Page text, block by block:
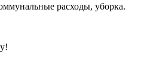
расходы, уборка.